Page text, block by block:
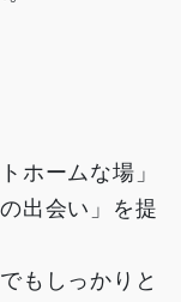
ホームな場」
出会い」を提
もしっかりと